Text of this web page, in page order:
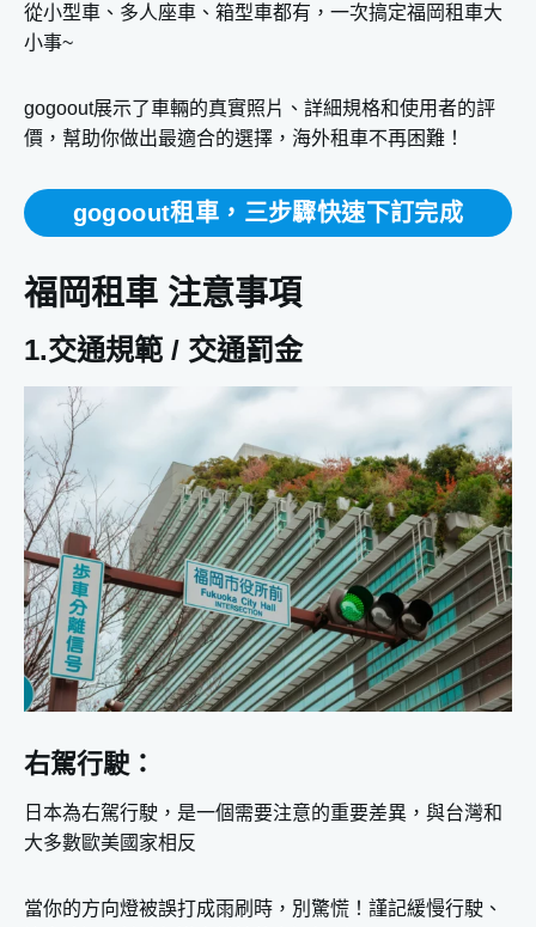
從小型車、多人座車、箱型車都有，一次搞定福岡租車大
小事~
gogoout展示了車輛的真實照片、詳細規格和使用者的評
價，幫助你做出最適合的選擇，海外租車不再困難！
gogoout租車，三步驟快速下訂完成
福岡租車 注意事項
1.交通規範 / 交通罰金
右駕行駛：
日本為右駕行駛，是一個需要注意的重要差異，與台灣和
大多數歐美國家相反
當你的方向燈被誤打成雨刷時，別驚慌！謹記緩慢行駛、